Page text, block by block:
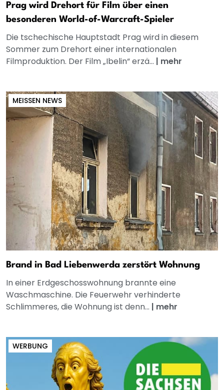
Prag wird Drehort für Film über einen
besonderen World-of-Warcraft-Spieler
Die tschechische Hauptstadt Prag wird in diesem
Sommer zum Drehort einer internationalen
Filmproduktion. Der Film „Ibelin“ erzä... | mehr
MEISSEN NEWS
Brand in Bad Liebenwerda zerstört Wohnung
In einer Erdgeschosswohnung brannte eine
Waschmaschine. Die Feuerwehr verhinderte
Schlimmeres, die Wohnung ist denn... | mehr
WERBUNG